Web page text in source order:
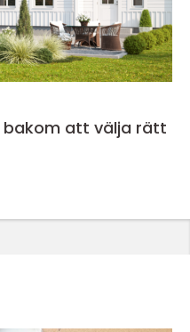
bakom att välja rätt